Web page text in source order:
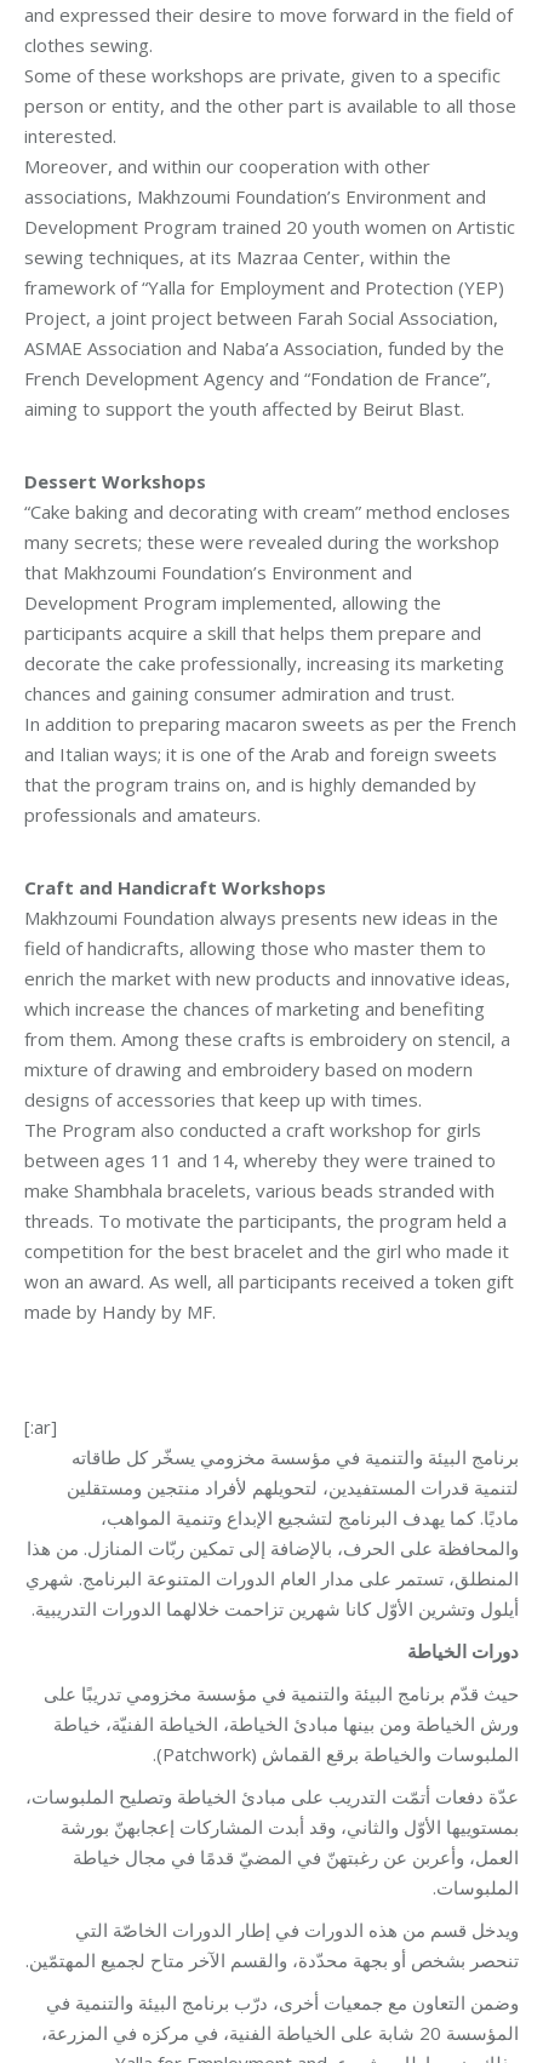
and expressed their desire to move forward in the field of
clothes sewing.
Some of these workshops are private, given to a specific
person or entity, and the other part is available to all those
interested.
Moreover, and within our cooperation with other
associations, Makhzoumi Foundation’s Environment and
Development Program trained 20 youth women on Artistic
sewing techniques, at its Mazraa Center, within the
framework of “Yalla for Employment and Protection (YEP)
Project, a joint project between Farah Social Association,
ASMAE Association and Naba’a Association, funded by the
French Development Agency and “Fondation de France”,
aiming to support the youth affected by Beirut Blast.
Dessert Workshops
“Cake baking and decorating with cream” method encloses
many secrets; these were revealed during the workshop
that Makhzoumi Foundation’s Environment and
Development Program implemented, allowing the
participants acquire a skill that helps them prepare and
decorate the cake professionally, increasing its marketing
chances and gaining consumer admiration and trust.
In addition to preparing macaron sweets as per the French
and Italian ways; it is one of the Arab and foreign sweets
that the program trains on, and is highly demanded by
professionals and amateurs.
Craft and Handicraft Workshops
Makhzoumi Foundation always presents new ideas in the
field of handicrafts, allowing those who master them to
enrich the market with new products and innovative ideas,
which increase the chances of marketing and benefiting
from them. Among these crafts is embroidery on stencil, a
mixture of drawing and embroidery based on modern
designs of accessories that keep up with times.
The Program also conducted a craft workshop for girls
between ages 11 and 14, whereby they were trained to
make Shambhala bracelets, various beads stranded with
threads. To motivate the participants, the program held a
competition for the best bracelet and the girl who made it
won an award. As well, all participants received a token gift
made by Handy by MF.
[:ar]
برنامج البيئة والتنمية في مؤسسة مخزومي يسخّر كل طاقاته
لتنمية قدرات المستفيدين، لتحويلهم لأفراد منتجين ومستقلين
ماديًا. كما يهدف البرنامج لتشجيع الإبداع وتنمية المواهب،
والمحافظة على الحرف، بالإضافة إلى تمكين ربّات المنازل. من هذا
المنطلق، تستمر على مدار العام الدورات المتنوعة البرنامج. شهري
أيلول وتشرين الأوّل كانا شهرين تزاحمت خلالهما الدورات التدريبية.
دورات الخياطة
حيث قدّم برنامج البيئة والتنمية في مؤسسة مخزومي تدريبًا على
ورش الخياطة ومن بينها مبادئ الخياطة، الخياطة الفنيّة، خياطة
الملبوسات والخياطة برقع القماش (Patchwork).
عدّة دفعات أتمّت التدريب على مبادئ الخياطة وتصليح الملبوسات،
بمستوييها الأوّل والثاني، وقد أبدت المشاركات إعجابهنّ بورشة
العمل، وأعربن عن رغبتهنّ في المضيّ قدمًا في مجال خياطة
الملبوسات.
ويدخل قسم من هذه الدورات في إطار الدورات الخاصّة التي
تنحصر بشخص أو بجهة محدّدة، والقسم الآخر متاح لجميع المهتمّين.
وضمن التعاون مع جمعيات أخرى، درّب برنامج البيئة والتنمية في
المؤسسة 20 شابة على الخياطة الفنية، في مركزه في المزرعة،